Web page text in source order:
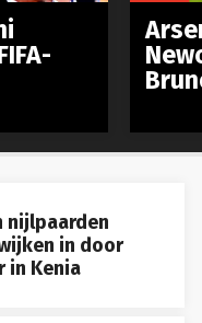
nijlpaarden
in door
in Kenia